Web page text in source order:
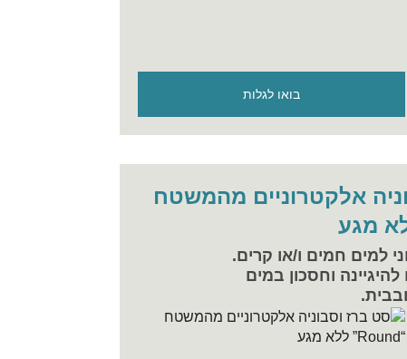
בואו לגלות
אלקטרוניים מהמשטח
למים חמים ו/או קרים.
וחסכון במים